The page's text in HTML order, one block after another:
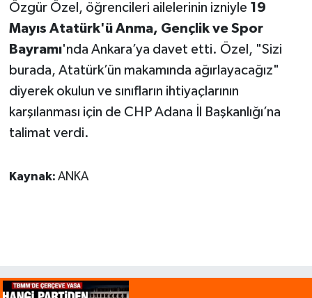
Özgür Özel, öğrencileri ailelerinin izniyle 19
Mayıs Atatürk'ü Anma, Gençlik ve Spor
Bayramı'nda Ankara’ya davet etti. Özel, "Sizi
burada, Atatürk’ün makamında ağırlayacağız"
diyerek okulun ve sınıfların ihtiyaçlarının
karşılanması için de CHP Adana İl Başkanlığı’na
talimat verdi.
Kaynak: ANKA